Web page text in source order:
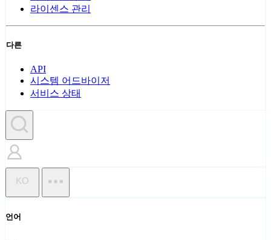
라이센스 관리
다른
API
시스템 어드바이저
서비스 상태
KO
언어